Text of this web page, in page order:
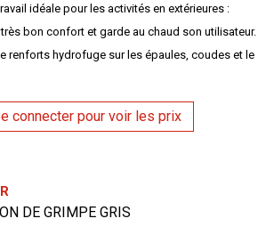
idéale pour les activités en extérieures :
bon confort et garde au chaud son utilisateur.
renforts hydrofuge sur les épaules, coudes et le
connecter pour voir les prix
DE GRIMPE GRIS